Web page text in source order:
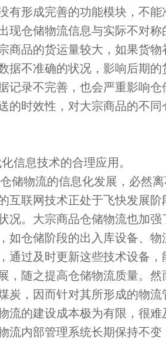
有形成完善的功能模块，不
现仓储物流信息与实际不对
商品的货运量较大，如果货
据不准确的状况，影响后期
记录不完善，也会严重影响
的时效性，对大宗商品的不
信息技术的合理应用。
储物流的信息化发展，必然
互联网技术正处于飞快发展
况。大宗商品仓储物流也加
如仓储阶段的出入库设备、
通过及时更新这些技术设备
，随之提高仓储物流质量。
炭，因而针对其所形成的物
流的建设成本极为有限，很
流内部管理系统长期保持不